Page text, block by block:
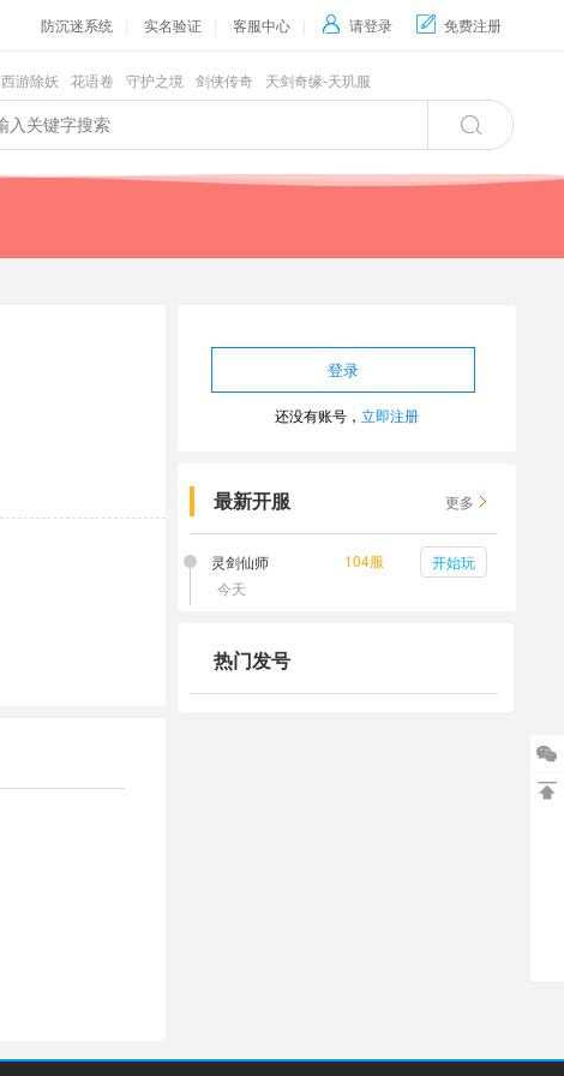
防沉迷系统 实名验证 客服中心  请登录  免费注册
西游除妖 花语卷 守护之境 剑侠传奇 天剑奇缘-天玑服



还没有账号， 立即注册
最新开服 更多
今天
灵剑仙师 104服 开始玩
热门发号